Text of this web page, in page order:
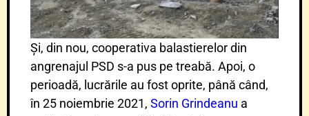
Și, din nou, cooperativa balastierelor din
angrenajul PSD s-a pus pe treabă. Apoi, o
perioadă, lucrările au fost oprite, până când,
în 25 noiembrie 2021, Sorin Grindeanu a